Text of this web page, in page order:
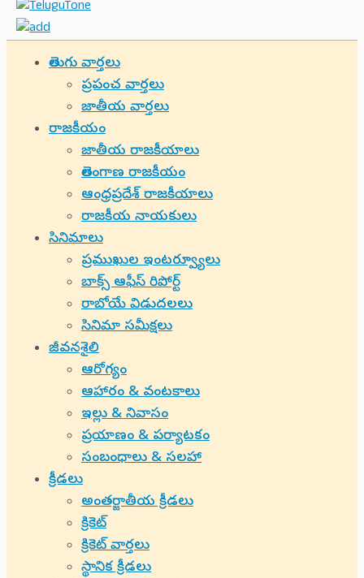
తెలుగు వార్తలు
ప్రపంచ వార్తలు
జాతీయ వార్తలు
రాజకీయం
జాతీయ రాజకీయాలు
తెలంగాణ రాజకీయం
ఆంధ్రప్రదేశ్ రాజకీయాలు
రాజకీయ నాయకులు
సినిమాలు
ప్రముఖుల ఇంటర్వ్యూలు
బాక్స్ ఆఫీస్ రిపోర్ట్
రాబోయే విడుదలలు
సినిమా సమీక్షలు
జీవనశైలి
ఆరోగ్యం
ఆహారం & వంటకాలు
ఇల్లు & నివాసం
ప్రయాణం & పర్యాటకం
సంబంధాలు & సలహా
క్రీడలు
అంతర్జాతీయ క్రీడలు
క్రికెట్
క్రికెట్ వార్తలు
స్థానిక క్రీడలు